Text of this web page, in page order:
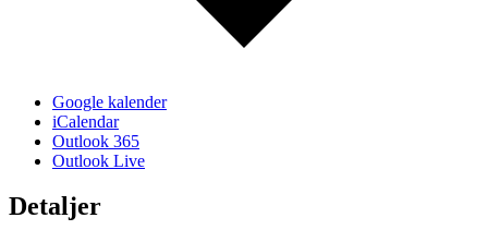
Google kalender
iCalendar
Outlook 365
Outlook Live
Detaljer